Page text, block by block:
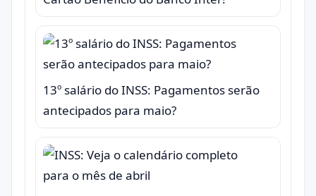
13º salário do INSS: Pagamentos serão
antecipados para maio?